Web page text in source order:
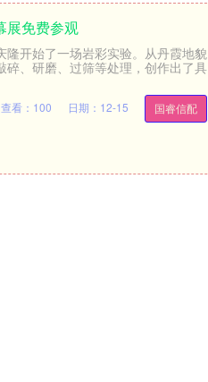
展免费参观
开始了一场岩彩实验。从丹霞地貌
、研磨、过筛等处理，创作出了具
国睿信配
查看：100 日期：12-15